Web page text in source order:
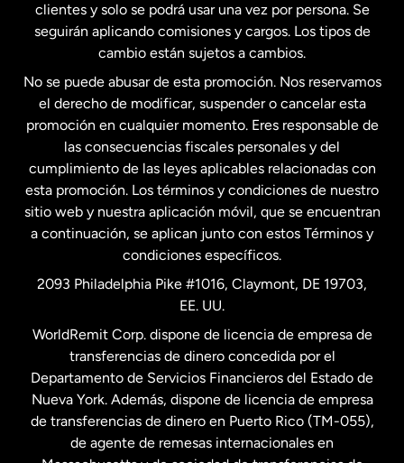
Estados Unidos Español
Francia
Malasia
Nueva Zelanda
Países Bajos
Suecia
clientes y solo se podrá usar una vez por persona. Se
seguirán aplicando comisiones y cargos. Los tipos de
cambio están sujetos a cambios.
No se puede abusar de esta promoción. Nos reservamos
el derecho de modificar, suspender o cancelar esta
promoción en cualquier momento. Eres responsable de
las consecuencias fiscales personales y del
cumplimiento de las leyes aplicables relacionadas con
esta promoción. Los términos y condiciones de nuestro
sitio web y nuestra aplicación móvil, que se encuentran
a continuación, se aplican junto con estos Términos y
condiciones específicos.
2093 Philadelphia Pike #1016, Claymont, DE 19703,
EE. UU.
WorldRemit Corp. dispone de licencia de empresa de
transferencias de dinero concedida por el
Departamento de Servicios Financieros del Estado de
Nueva York. Además, dispone de licencia de empresa
de transferencias de dinero en Puerto Rico (TM-055),
de agente de remesas internacionales en